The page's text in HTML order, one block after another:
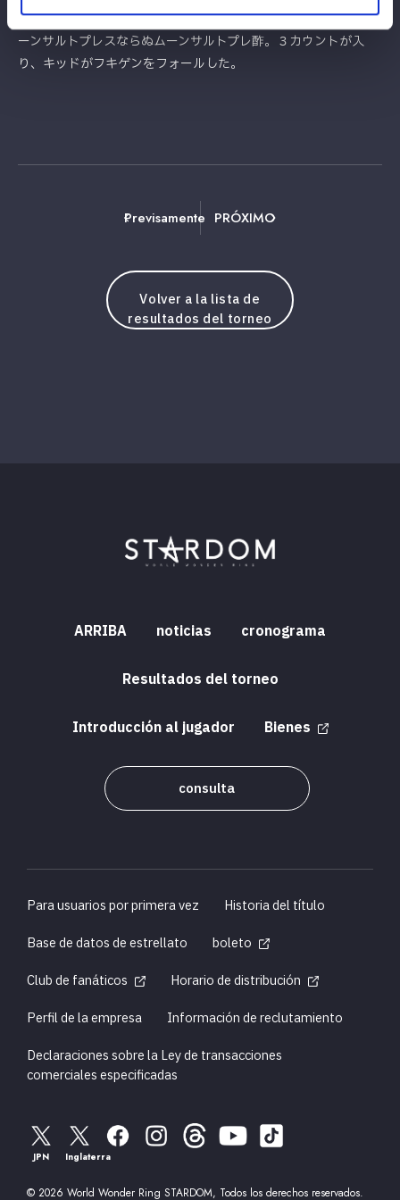
間に合う。天咲があずさにＤＤＴで排除、キッドがフキゲンにム
ーンサルトプレスならぬムーンサルトプレ酢。３カウントが入
り、キッドがフキゲンをフォールした。
Previsamente PRÓXIMO
Volver a la lista de
resultados del torneo
ARRIBA noticias cronograma
Resultados del torneo
Introducción al jugador Bienes
consulta
Para usuarios por primera vez
Historia del título
Base de datos de estrellato
boleto
Club de fanáticos
Horario de distribución
Perfil de la empresa
Información de reclutamiento
Declaraciones sobre la Ley de transacciones
comerciales especificadas
JPN Inglaterra
© 2026 World Wonder Ring STARDOM, Todos los derechos reservados.